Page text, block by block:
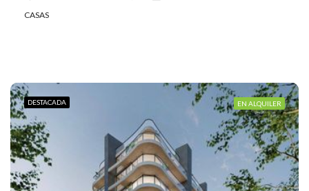
CASAS
DESTACADA EN ALQUILER